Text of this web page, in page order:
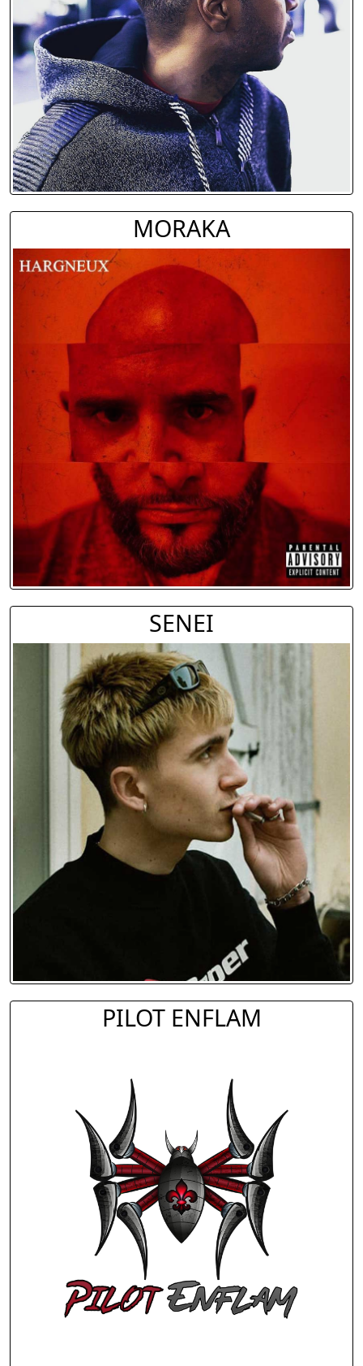
MORAKA
SENEI
PILOT ENFLAM